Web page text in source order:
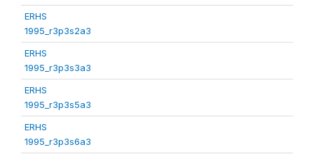
ERHS
1995_r3p3s2a3
ERHS
1995_r3p3s3a3
ERHS
1995_r3p3s5a3
ERHS
1995_r3p3s6a3